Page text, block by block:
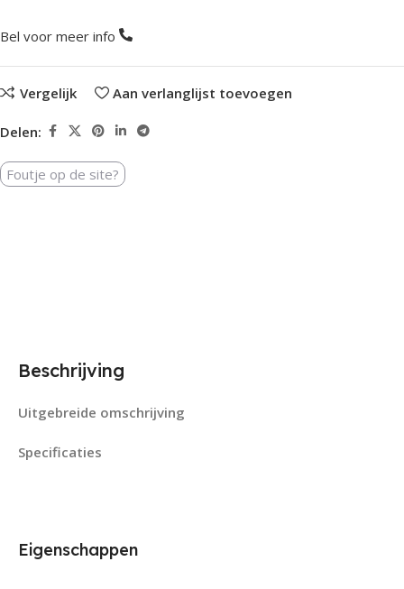
Bel voor meer info
Vergelijk Aan verlanglijst toevoegen
Delen:
Foutje op de site?
Beschrijving
Uitgebreide omschrijving
Specificaties
Eigenschappen